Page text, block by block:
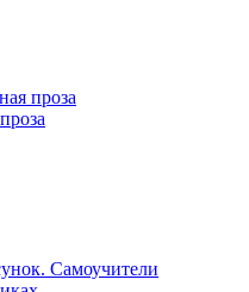
проза
Самоучители